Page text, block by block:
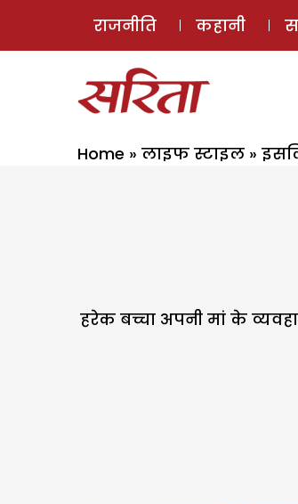
राजनीति कहानी
Home » लाइफ स्टाइल »
हरेक बच्चा अपनी मां के